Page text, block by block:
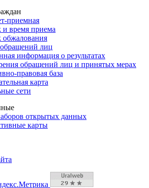
приемная
и время приема
обжалования
лиц
информация о результатах
обращений лиц и принятых мерах
правовая база
карта
сети
открытых данных
карты